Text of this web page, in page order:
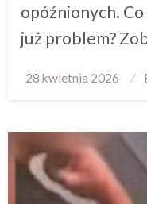
opóźnionych.
już problem?
Posted
28 kwietnia 2026